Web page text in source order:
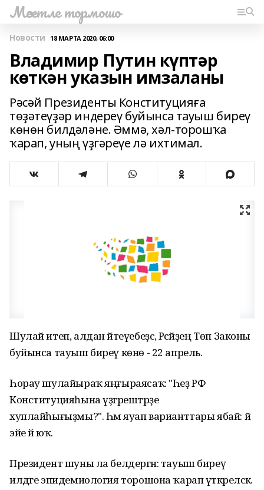
Мәсетле тормошо
Новости 18 МАРТА 2020, 06:00
Владимир Путин күптәр
көткән указын имзаланы
Рәсәй Президенты Конституцияға
төҙәтеүҙәр индереү буйынса тауыш биреү
көнөн билдәләне. Әммә, хәл-торошҡа
ҡарап, уның үҙгәреүе лә ихтимал.
Шулай итеп, алдан әйтеүебеҙсә, Рәсәйҙең Төп Законы
буйынса тауыш биреү көнө - 22 апрель.
Һорау шулайыраҡ яңғыраясаҡ: "Һеҙ РФ
Конституцияһына үҙгәрештәрҙе
хуплайһығыҙмы?". Һәм яуап варианттары ябай: йә
эйе йә юҡ.
Президент шуны ла белдергән: тауыш биреү
илдәге эпидемиология торошона ҡарап үткәреләсәк.